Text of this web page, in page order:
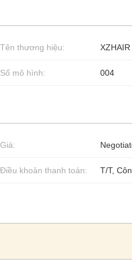
Tên thương hiệu: XZHAIR
Số mô hình: 004
Giá:
Điều khoản thanh toán: T/T,